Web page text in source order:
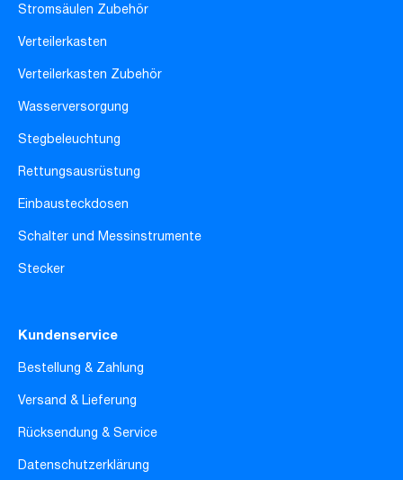
Stromsäulen Zubehör
Verteilerkasten
Verteilerkasten Zubehör
Wasserversorgung
Stegbeleuchtung
Rettungsausrüstung
Einbausteckdosen
Schalter und Messinstrumente
Stecker
Kundenservice
Bestellung & Zahlung
Versand & Lieferung
Rücksendung & Service
Datenschutzerklärung